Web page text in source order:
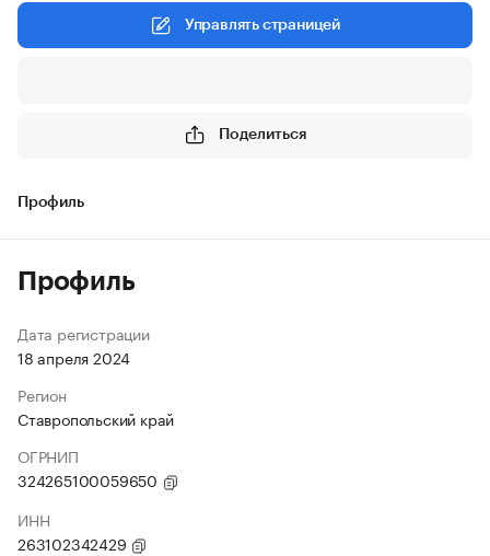
Управлять страницей
Поделиться
Профиль
Профиль
Дата регистрации
18 апреля 2024
Регион
Ставропольский край
ОГРНИП
324265100059650
ИНН
263102342429